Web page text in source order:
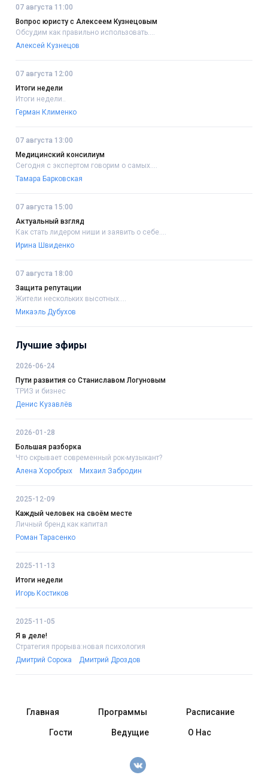
07 августа 11:00
Вопрос юристу с Алексеем Кузнецовым
Обсудим как правильно использовать....
Алексей Кузнецов
07 августа 12:00
Итоги недели
Итоги недели..
Герман Клименко
07 августа 13:00
Медицинский консилиум
Сегодня с экспертом говорим о самых....
Тамара Барковская
07 августа 15:00
Актуальный взгляд
Как стать лидером ниши и заявить о себе....
Ирина Швиденко
07 августа 18:00
Защита репутации
Жители нескольких высотных....
Микаэль Дубухов
Лучшие эфиры
2026-06-24
Пути развития со Станиславом Логуновым
ТРИЗ и бизнес
Денис Кузавлёв
2026-01-28
Большая разборка
Что скрывает современный рок-музыкант?
Алена Хоробрых
Михаил Забродин
2025-12-09
Каждый человек на своём месте
Личный бренд как капитал
Роман Тарасенко
2025-11-13
Итоги недели
Игорь Костиков
2025-11-05
Я в деле!
Стратегия прорыва:новая психология
Дмитрий Сорока
Дмитрий Дроздов
Главная Программы Расписание
Гости Ведущие О Нас